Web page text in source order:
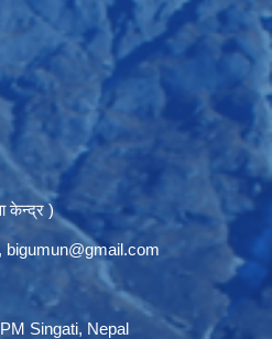
केन्द्र )
, bigumun@gmail.com
Singati, Nepal